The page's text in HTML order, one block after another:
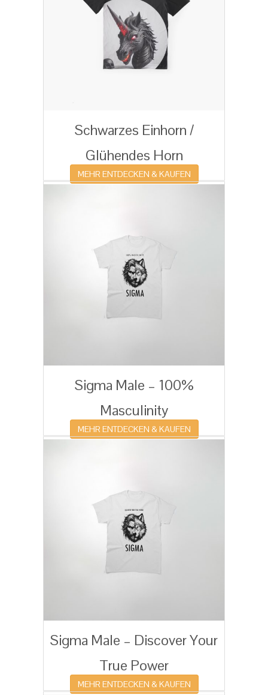
Schwarzes Einhorn /
Glühendes Horn
MEHR ENTDECKEN & KAUFEN
Sigma Male – 100%
Masculinity
MEHR ENTDECKEN & KAUFEN
Sigma Male – Discover Your
True Power
MEHR ENTDECKEN & KAUFEN